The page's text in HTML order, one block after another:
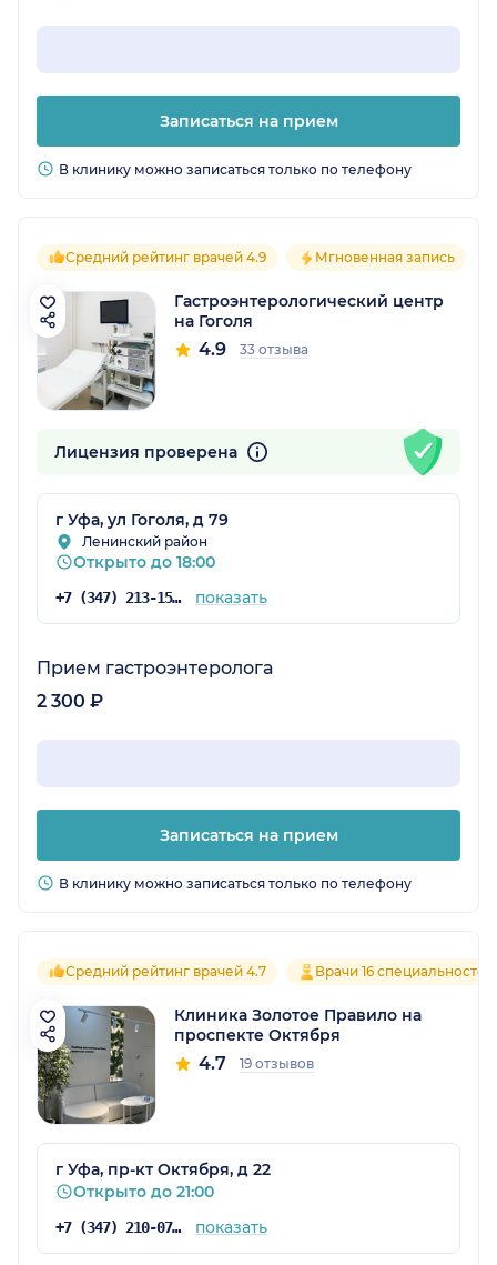
Записаться на прием
В клинику можно записаться только по телефону
Средний рейтинг врачей 4.9 Мгновенная запись
Гастроэнтерологический центр
на Гоголя
4.9 33 отзыва
Лицензия проверена
г Уфа, ул Гоголя, д 79
Ленинский район
Открыто до 18:00
+7 (347) 213-15-78 показать
Прием гастроэнтеролога
2 300 ₽
Записаться на прием
В клинику можно записаться только по телефону
Средний рейтинг врачей 4.7 Врачи 16 специальностей
Клиника Золотое Правило на
проспекте Октября
4.7 19 отзывов
г Уфа, пр-кт Октября, д 22
Открыто до 21:00
+7 (347) 210-07-63 показать